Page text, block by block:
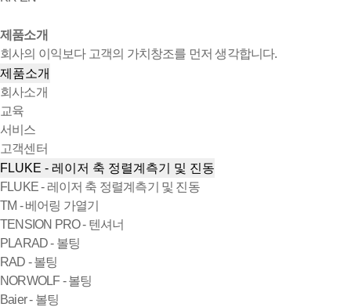
제품소개
회사의 이익보다 고객의 가치창조를 먼저 생각합니다.
제품소개
회사소개
교육
서비스
고객센터
FLUKE - 레이저 축 정렬계측기 및 진동
FLUKE - 레이저 축 정렬계측기 및 진동
TM - 베어링 가열기
TENSION PRO - 텐셔너
PLARAD - 볼팅
RAD - 볼팅
NORWOLF - 볼팅
Baier - 볼팅